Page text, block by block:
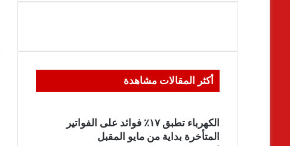
أكثر المقالات مشاهدة
الكهرباء تطبق ١٧٪ فوائد على الفواتير
المتأخرة بداية من مايو المقبل